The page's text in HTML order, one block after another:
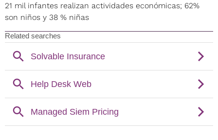
21 mil infantes realizan actividades económicas; 62%
son niños y 38 % niñas